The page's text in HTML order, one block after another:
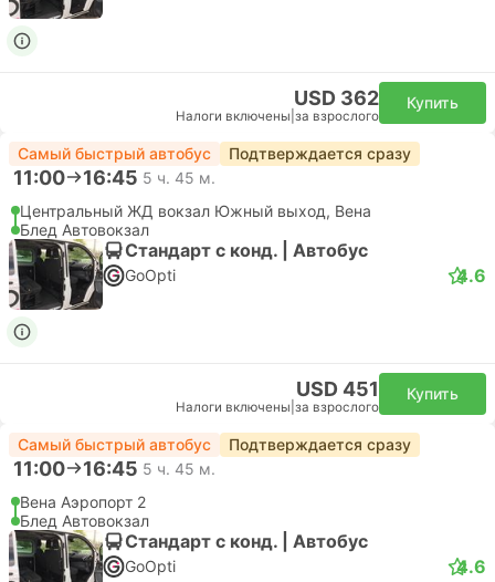
USD 362
Налоги включены за взрослого
Купить
Самый быстрый автобус Подтверждается сразу
11:00 16:45 5 ч. 45 м.
Центральный ЖД вокзал Южный выход, Вена
Блед Автовокзал
Стандарт с конд. | Автобус
GoOpti 4.6
USD 451
Налоги включены за взрослого
Купить
Самый быстрый автобус Подтверждается сразу
11:00 16:45 5 ч. 45 м.
Вена Аэропорт 2
Блед Автовокзал
Стандарт с конд. | Автобус
GoOpti 4.6